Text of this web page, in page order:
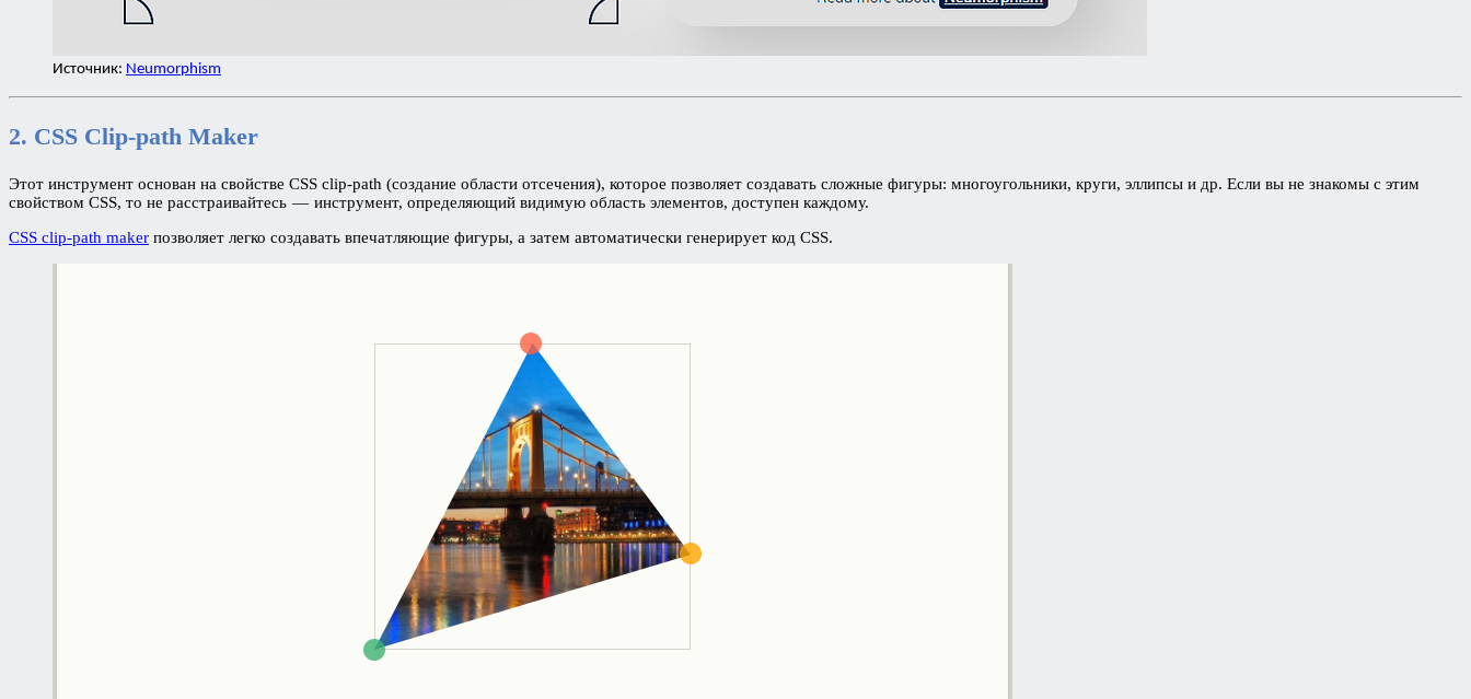
Источник: Neumorphism
2. CSS Clip-path Maker
Этот инструмент основан на свойстве CSS clip-path (создание области отсечения), которое позволяет создавать сложные фигуры: многоугольники, круги, эллипсы и др. Если вы не знакомы с этим
свойством CSS, то не расстраивайтесь — инструмент, определяющий видимую область элементов, доступен каждому.
CSS clip-path maker позволяет легко создавать впечатляющие фигуры, а затем автоматически генерирует код CSS.